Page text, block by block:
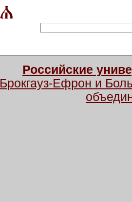
Российские
Брокгауз-Ефрон и